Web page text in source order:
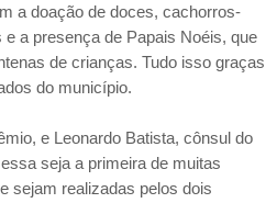
a doação de doces, cachorros-
a presença de Papais Noéis, que
de crianças. Tudo isso graças
do município.
e Leonardo Batista, cônsul do
seja a primeira de muitas
sejam realizadas pelos dois